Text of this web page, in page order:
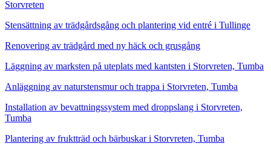
Storvreten
Stensättning av trädgårdsgång och plantering vid entré i Tullinge
Renovering av trädgård med ny häck och grusgång
Läggning av marksten på uteplats med kantsten i Storvreten, Tumba
Anläggning av naturstensmur och trappa i Storvreten, Tumba
Installation av bevattningssystem med droppslang i Storvreten,
Tumba
Plantering av fruktträd och bärbuskar i Storvreten, Tumba